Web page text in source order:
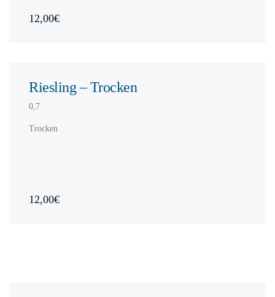
12,00€
Riesling – Trocken
0,7
Trocken
12,00€